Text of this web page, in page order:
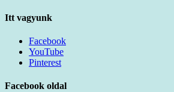
Itt vagyunk
Facebook
YouTube
Pinterest
Facebook oldal